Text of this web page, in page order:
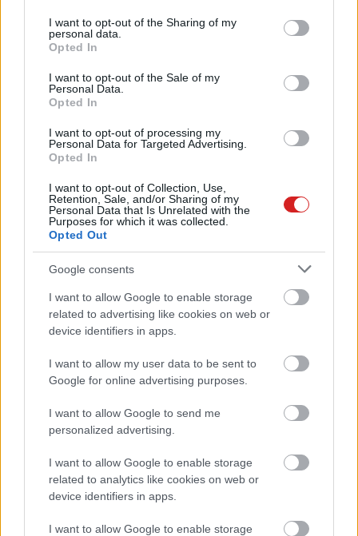
not limited to your visit or usage behaviour. You may click to
grant or deny consent to Google and its third-party tags to
use your data for below specified purposes in below Google
consent section.
I want to opt-out of the Sharing of my
personal data.
Opted In
I want to opt-out of the Sale of my
Personal Data.
Opted In
I want to opt-out of processing my
Personal Data for Targeted Advertising.
Opted In
I want to opt-out of Collection, Use,
Retention, Sale, and/or Sharing of my
Personal Data that Is Unrelated with the
Purposes for which it was collected.
Opted Out
Google consents
I want to allow Google to enable storage
related to advertising like cookies on web or
device identifiers in apps.
I want to allow my user data to be sent to
Google for online advertising purposes.
I want to allow Google to send me
personalized advertising.
I want to allow Google to enable storage
related to analytics like cookies on web or
device identifiers in apps.
I want to allow Google to enable storage
KÖVESS FACEBOOKON!
LEGOLVASOTTABBAK
PC-d, a konzolod és a többi